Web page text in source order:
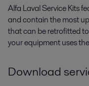
Alfa Laval Service Kits
and contain the most
that can be retrofitted
your equipment uses
Download